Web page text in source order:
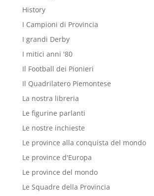
History
I Campioni di Provincia
I grandi Derby
I mitici anni '80
Il Football dei Pionieri
Il Quadrilatero Piemontese
La nostra libreria
Le figurine parlanti
Le nostre inchieste
Le province alla conquista del mondo
Le province d'Europa
Le province del mondo
Le Squadre della Provincia